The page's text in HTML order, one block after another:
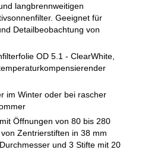
langbrennweitigen
Geeignet für
Detailbeobachtung von
OD 5.1 - ClearWhite,
im Winter oder bei rascher
Öffnungen von 80 bis 280
Zentrierstiften in 38 mm
und 3 Stifte mit 20